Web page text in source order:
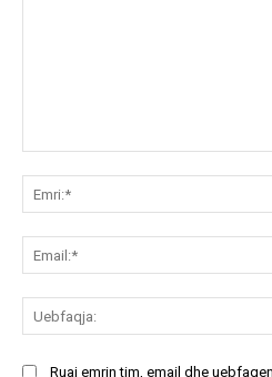
Ruaj emrin tim, email dhe